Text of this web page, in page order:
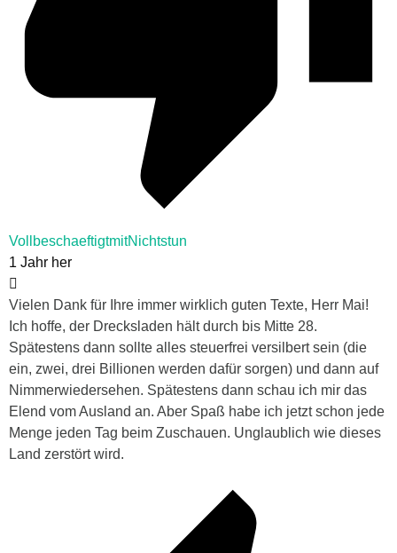
VollbeschaeftigtmitNichtstun
1 Jahr her
Vielen Dank für Ihre immer wirklich guten Texte, Herr Mai!
Ich hoffe, der Drecksladen hält durch bis Mitte 28.
Spätestens dann sollte alles steuerfrei versilbert sein (die
ein, zwei, drei Billionen werden dafür sorgen) und dann auf
Nimmerwiedersehen. Spätestens dann schau ich mir das
Elend vom Ausland an. Aber Spaß habe ich jetzt schon jede
Menge jeden Tag beim Zuschauen. Unglaublich wie dieses
Land zerstört wird.